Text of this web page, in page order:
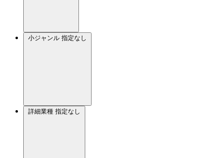
小ジャンル 指定なし
詳細業種 指定なし